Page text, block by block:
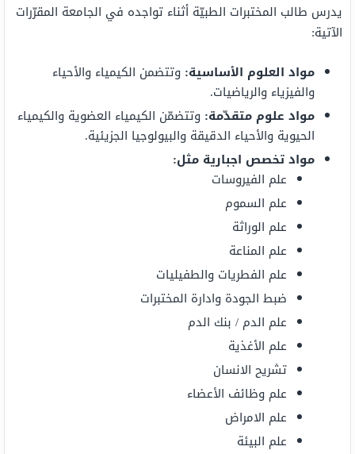
يدرس طالب المختبرات الطبيّة أثناء تواجده في الجامعة المقرّرات
الآتية:
مواد العلوم الأساسية: وتتضمن الكيمياء والأحياء
والفيزياء والرياضيات.
مواد علوم متقدّمة: وتتضمّن الكيمياء العضوية والكيمياء
الحيوية والأحياء الدقيقة والبيولوجيا الجزيئية.
مواد تخصص اجبارية مثل:
علم الفيروسات
علم السموم
علم الوراثة
علم المناعة
علم الفطريات والطفيليات
ضبط الجودة وادارة المختبرات
علم الدم / بنك الدم
علم الأغذية
تشريح الانسان
علم وظائف الأعضاء
علم الامراض
علم البيئة